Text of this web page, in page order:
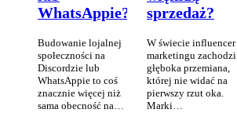
WhatsAppie?
Budowanie lojalnej
społeczności na
Discordzie lub
WhatsAppie to coś
znacznie więcej niż
sama obecność na…
sprzedaż?
W świecie influencer
marketingu zachodzi
głęboka przemiana,
której nie widać na
pierwszy rzut oka.
Marki…